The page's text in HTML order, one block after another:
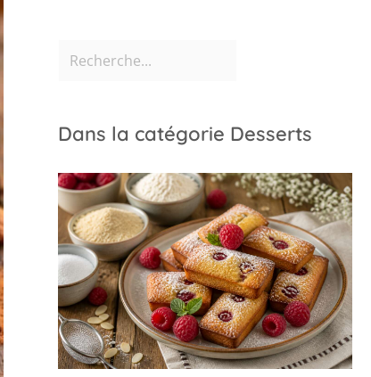
Dans la catégorie Desserts